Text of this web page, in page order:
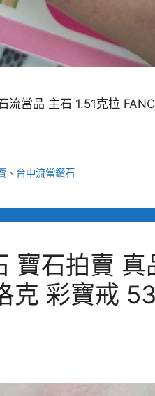
流當品 主石 1.51克拉
、 台中流當鑽石
寶石拍賣
克 彩寶戒